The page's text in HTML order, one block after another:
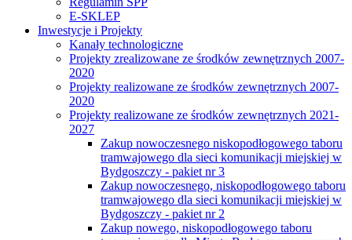
E-SKLEP
Inwestycje i Projekty
Kanały technologiczne
Projekty zrealizowane ze środków zewnętrznych 2007-
2020
Projekty realizowane ze środków zewnętrznych 2007-
2020
Projekty realizowane ze środków zewnętrznych 2021-
2027
Zakup nowoczesnego niskopodłogowego taboru
tramwajowego dla sieci komunikacji miejskiej w
Bydgoszczy - pakiet nr 3
Zakup nowoczesnego, niskopodłogowego taboru
tramwajowego dla sieci komunikacji miejskiej w
Bydgoszczy - pakiet nr 2
Zakup nowego, niskopodłogowego taboru